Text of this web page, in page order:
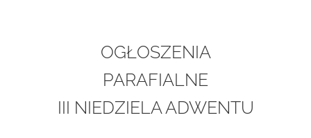
OGŁOSZENIA
PARAFIALNE
III NIEDZIELA ADWENTU